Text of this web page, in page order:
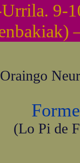
9-
(Lo Pi de